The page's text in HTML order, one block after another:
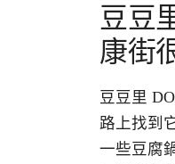
豆豆
康街
豆豆里
路上找到
一些豆腐